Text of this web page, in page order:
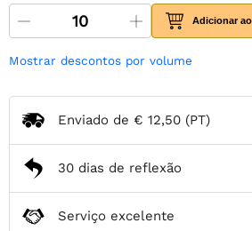
Adicionar
Mostrar descontos por volume
Enviado de € 12,50 (PT)
30 dias de reflexão
Serviço excelente